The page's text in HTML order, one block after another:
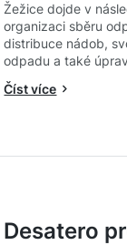
Žežice dojde v
organizaci sběru
distribuce nádob,
odpadu a také
Číst více
Desatero